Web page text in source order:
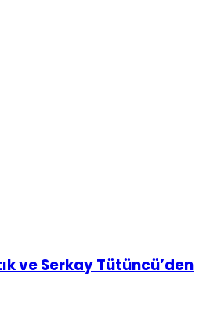
ve Serkay Tütüncü’den